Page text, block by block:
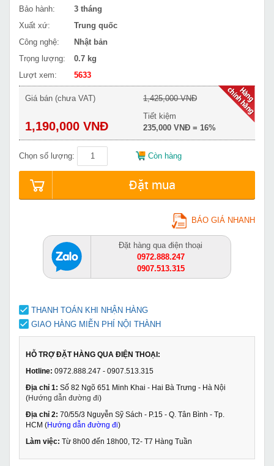
Bảo hành:
3 tháng
Xuất xứ:
Trung quốc
Công nghệ:
Nhật bản
Trọng lượng:
0.7 kg
Lượt xem:
5633
Giá bán (chưa VAT)
1,190,000 VNĐ
1,425,000 VNĐ
Tiết kiệm
235,000 VNĐ = 16%
Chọn số lượng: Còn hàng
Đặt mua
BÁO GIÁ NHANH
Đặt hàng qua điện thoại
0972.888.247
0907.513.315
THANH TOÁN KHI NHẬN HÀNG
GIAO HÀNG MIỄN PHÍ NỘI THÀNH
HỖ TRỢ ĐẶT HÀNG QUA ĐIỆN THOẠI:
Hotline: 0972.888.247 - 0907.513.315
Địa chỉ 1: Số 82 Ngõ 651 Minh Khai - Hai Bà Trưng - Hà Nội
(Hướng dẫn đường đi)
Địa chỉ 2: 70/55/3 Nguyễn Sỹ Sách - P.15 - Q. Tân Bình - Tp.
HCM (Hướng dẫn đường đi)
Làm việc: Từ 8h00 đến 18h00, T2- T7 Hàng Tuần